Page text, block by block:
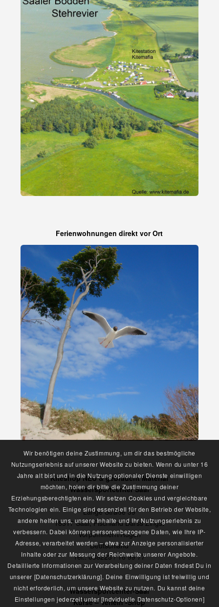
Ferienwohnungen direkt vor Ort
Kiteshop NEU & gebraucht Material
Wassersportcenter Saal
Lange Straße 39
18317 Saal, Fischland Darss Zingst
Vorpommern/Rügen
Deutschland
Tel.: 038223 / 16 99 77
Wassersportcenter-Saal
Kurse – Verleih -Shop
Wir benötigen deine Zustimmung, um dir das bestmögliche
Nutzungserlebnis auf unserer Website zu bieten. Wenn du unter 16
Jahre alt bist und in die Nutzung optionaler Dienste einwilligen
möchten, holen dir bitte die Zustimmung deiner
Erziehungsberechtigten ein. Wir setzen Cookies und vergleichbare
Technologien ein. Einige sind essenziell für den Betrieb der Website,
andere helfen uns, unsere Inhalte und Ihr Nutzungserlebnis zu
verbessern. Dabei können personenbezogene Daten, wie Ihre IP-
Adresse, verarbeitet werden – etwa zur Anzeige personalisierter
Inhalte oder zur Messung der Reichweite unserer Angebote.
Detaillierte Informationen zur Verarbeitung deiner Daten findest Du in
unserer [Datenschutzerklärung]. Deine Einwilligung ist freiwillig und
nicht erforderlich, um unsere Website zu nutzen. Du kannst deine
Einstellungen jederzeit unter [Indviduelle Datenschutz-Optionen]